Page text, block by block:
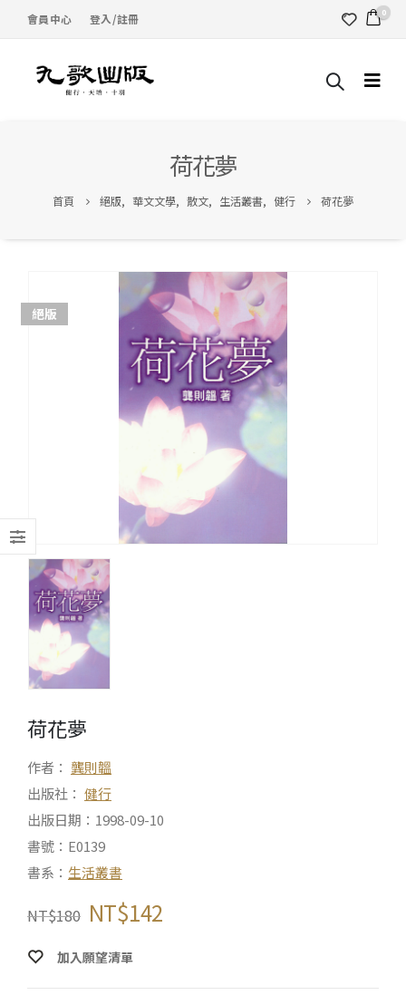
會員中心 登入/註冊 0
荷花夢
首頁 絕版, 華文文學, 散文, 生活叢書, 健行 荷花夢
絕版
荷花夢
作者： 龔則韞
出版社： 健行
出版日期：1998-09-10
書號：E0139
書系： 生活叢書
NT$180 NT$142
加入願望清單